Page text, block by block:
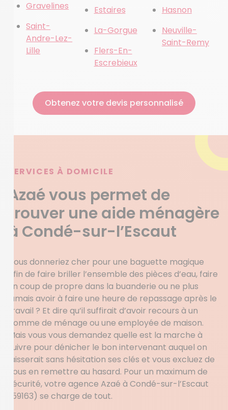
Gravelines
Saint-
Andre-Lez-
Lille
Estaires
La-Gorgue
Flers-En-
Escrebieux
Hasnon
Neuville-
Saint-Remy
Obtenez votre devis personnalisé
SERVICES À DOMICILE
Azaé vous permet de
trouver une aide ménagère
à Condé-sur-l’Escaut
Vous donneriez cher pour une baguette magique
afin de faire briller l’ensemble des pièces d’eau, faire
un coup de propre dans la buanderie ou ne plus
jamais avoir à faire une heure de repassage après le
travail ? Et dire qu’il suffirait d’avoir recours à un
homme de ménage ou une employée de maison.
Mais vous vous demandez quelle est la marche à
suivre pour dénicher le bon intervenant auquel on
laisserait sans hésitation ses clés et vous excluez de
vous en remettre au hasard. Pour un maximum de
sécurité, votre agence Azaé à Condé-sur-l’Escaut
(59163) se charge de tout.